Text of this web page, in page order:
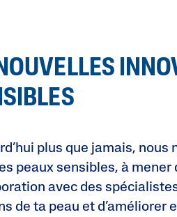
plus que jamais,
peaux sensibles, à
avec des
de ta peau et